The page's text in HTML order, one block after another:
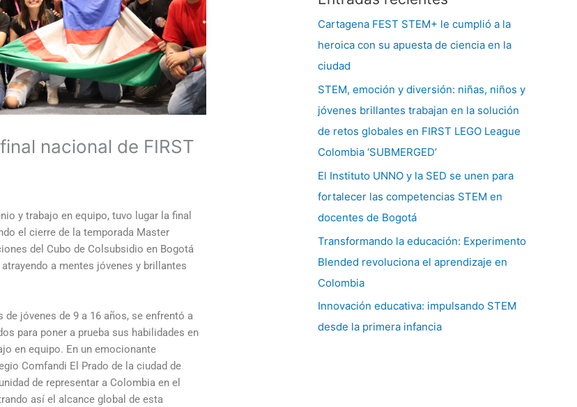
nacional de FIRST
y trabajo en equipo, tuvo lugar la final
el cierre de la temporada Master
del Cubo de Colsubsidio en Bogotá
a mentes jóvenes y brillantes
jóvenes de 9 a 16 años, se enfrentó a
para poner a prueba sus habilidades en
en equipo. En un emocionante
Comfandi El Prado de la ciudad de
de representar a Colombia en el
así el alcance global de esta
Cartagena FEST STEM+ le cumplió a la
heroica con su apuesta de ciencia en la
ciudad
STEM, emoción y diversión: niñas, niños y
jóvenes brillantes trabajan en la solución
de retos globales en FIRST LEGO League
Colombia ‘SUBMERGED’
El Instituto UNNO y la SED se unen para
fortalecer las competencias STEM en
docentes de Bogotá
Transformando la educación: Experimento
Blended revoluciona el aprendizaje en
Colombia
Innovación educativa: impulsando STEM
desde la primera infancia